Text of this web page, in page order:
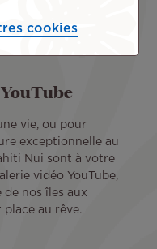
vie, ou pour
exceptionnelle au
Nui sont à votre
vidéo YouTube,
de nos îles aux
au rêve.
cookies